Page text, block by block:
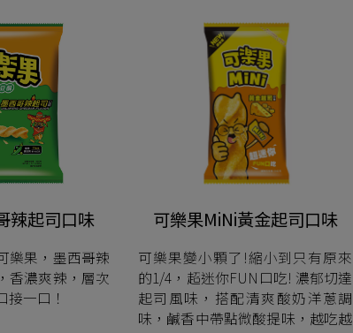
辣起司口味
樂果，墨西哥辣
香濃爽辣，層次
一口！
可樂果MiNi黃金起司口味
可樂果變小顆了!縮小到只有原來
的1/4，超迷你FUN口吃! 濃郁切達
起司風味，搭配清爽酸奶洋蔥調
味，鹹香中帶點微酸提味，越吃越